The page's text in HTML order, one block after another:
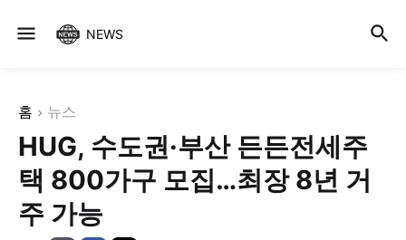
NEWS
홈 뉴스
HUG, 수도권·부산 든든전세주
택 800가구 모집…최장 8년 거
주 가능